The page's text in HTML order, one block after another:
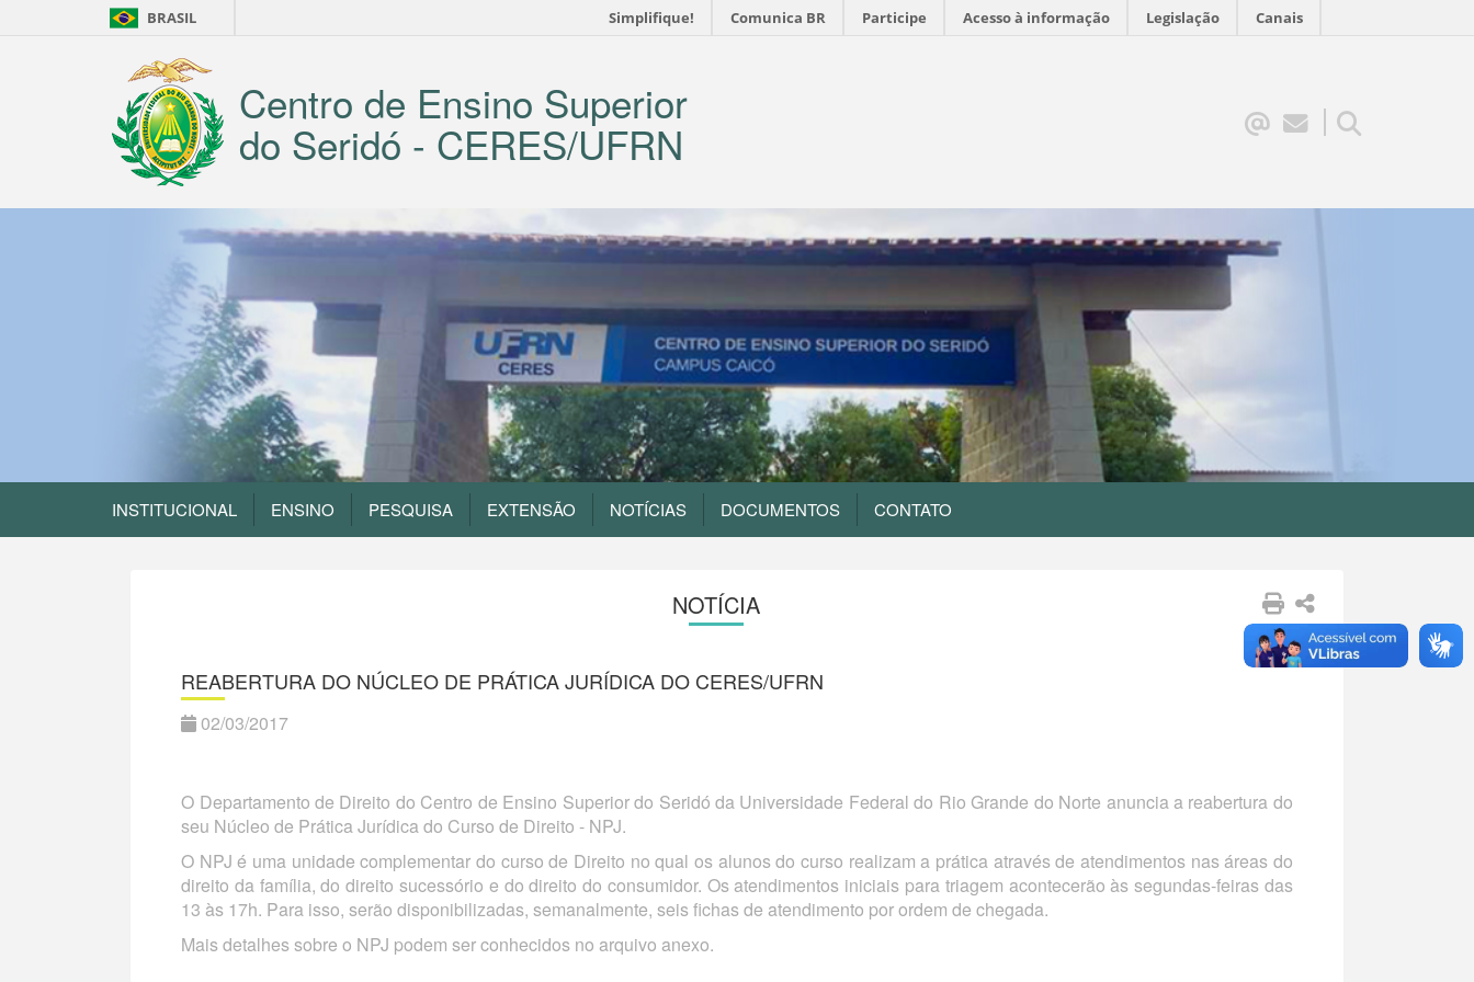
BRASIL Simplifique! Comunica BR Participe Acesso à informação Legislação Canais
Centro de Ensino Superior
do Seridó - CERES/UFRN
INSTITUCIONAL ENSINO PESQUISA EXTENSÃO NOTÍCIAS DOCUMENTOS CONTATO
NOTÍCIA
REABERTURA DO NÚCLEO DE PRÁTICA JURÍDICA DO CERES/UFRN
02/03/2017
O Departamento de Direito do Centro de Ensino Superior do Seridó da Universidade Federal do Rio Grande do Norte anuncia a reabertura do
seu Núcleo de Prática Jurídica do Curso de Direito - NPJ.
O NPJ é uma unidade complementar do curso de Direito no qual os alunos do curso realizam a prática através de atendimentos nas áreas do
direito da família, do direito sucessório e do direito do consumidor. Os atendimentos iniciais para triagem acontecerão às segundas-feiras das
13 às 17h. Para isso, serão disponibilizadas, semanalmente, seis fichas de atendimento por ordem de chegada.
Mais detalhes sobre o NPJ podem ser conhecidos no arquivo anexo.